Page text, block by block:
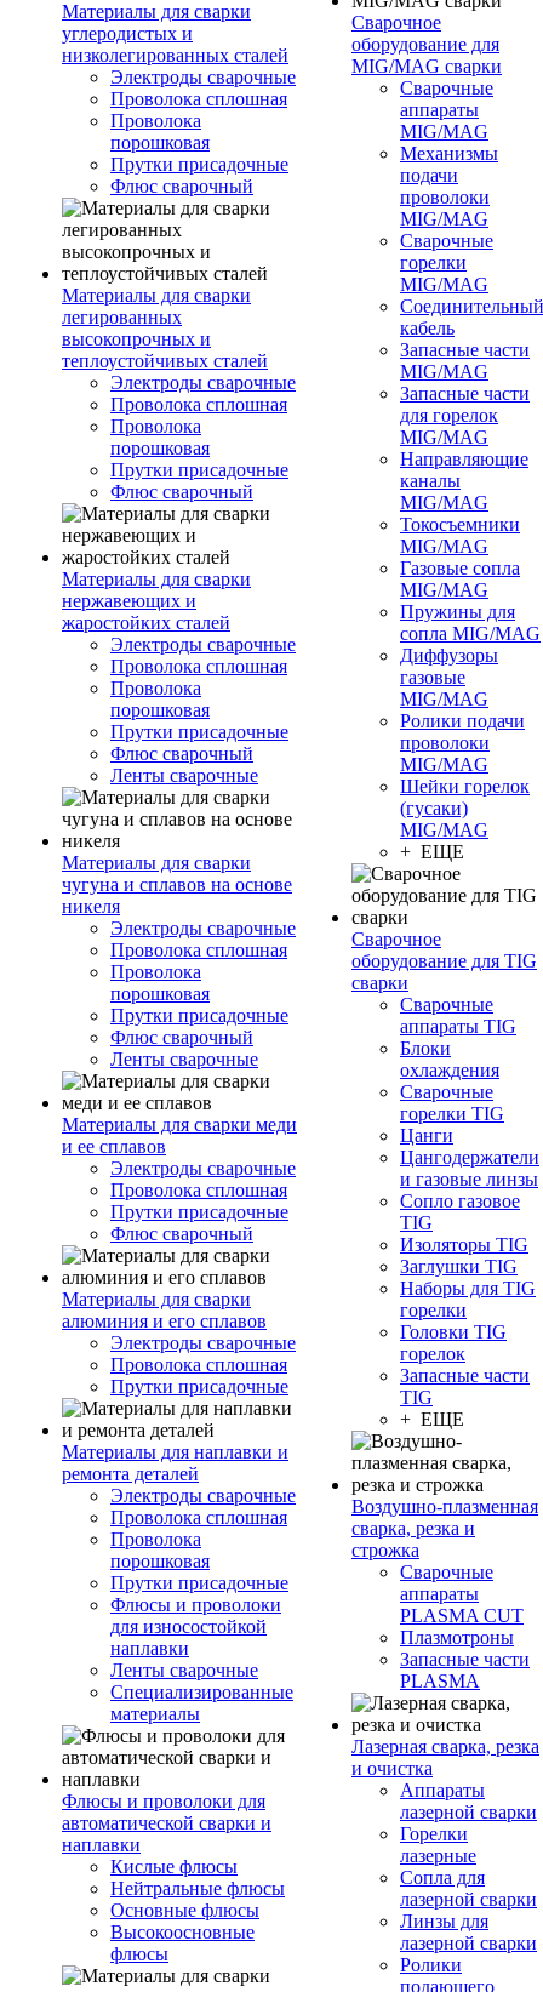
Материалы для сварки
углеродистых и
низколегированных сталей
Электроды сварочные
Проволока сплошная
Проволока
порошковая
Прутки присадочные
Флюс сварочный
Материалы для сварки
легированных
высокопрочных и
теплоустойчивых сталей
Электроды сварочные
Проволока сплошная
Проволока
порошковая
Прутки присадочные
Флюс сварочный
Материалы для сварки
нержавеющих и
жаростойких сталей
Электроды сварочные
Проволока сплошная
Проволока
порошковая
Прутки присадочные
Флюс сварочный
Ленты сварочные
Материалы для сварки
чугуна и сплавов на основе
никеля
Электроды сварочные
Проволока сплошная
Проволока
порошковая
Прутки присадочные
Флюс сварочный
Ленты сварочные
Материалы для сварки меди
и ее сплавов
Электроды сварочные
Проволока сплошная
Прутки присадочные
Флюс сварочный
Материалы для сварки
алюминия и его сплавов
Электроды сварочные
Проволока сплошная
Прутки присадочные
Материалы для наплавки и
ремонта деталей
Электроды сварочные
Проволока сплошная
Проволока
порошковая
Прутки присадочные
Флюсы и проволоки
для износостойкой
наплавки
Ленты сварочные
Специализированные
материалы
Флюсы и проволоки для
автоматической сварки и
наплавки
Кислые флюсы
Нейтральные флюсы
Основные флюсы
Высокоосновные
флюсы
Сварочное
оборудование для
MIG/MAG сварки
Сварочные
аппараты
MIG/MAG
Механизмы
подачи
проволоки
MIG/MAG
Сварочные
горелки
MIG/MAG
Соединительный
кабель
Запасные части
MIG/MAG
Запасные части
для горелок
MIG/MAG
Направляющие
каналы
MIG/MAG
Токосъемники
MIG/MAG
Газовые сопла
MIG/MAG
Пружины для
сопла MIG/MAG
Диффузоры
газовые
MIG/MAG
Ролики подачи
проволоки
MIG/MAG
Шейки горелок
(гусаки)
MIG/MAG
+ ЕЩЕ
Сварочное
оборудование для TIG
сварки
Сварочные
аппараты TIG
Блоки
охлаждения
Сварочные
горелки TIG
Цанги
Цангодержатели
и газовые линзы
Сопло газовое
TIG
Изоляторы TIG
Заглушки TIG
Наборы для TIG
горелки
Головки TIG
горелок
Запасные части
TIG
+ ЕЩЕ
Воздушно-плазменная
сварка, резка и
строжка
Сварочные
аппараты
PLASMA CUT
Плазмотроны
Запасные части
PLASMA
Лазерная сварка, резка
и очистка
Аппараты
лазерной сварки
Горелки
лазерные
Сопла для
лазерной сварки
Линзы для
лазерной сварки
Ролики
подающего